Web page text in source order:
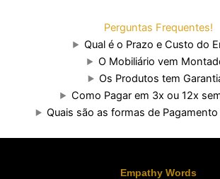
Perguntas Frequentes!
Qual é o Prazo e Custo do
O Mobiliário vem
Os Produtos tem
Como Pagar em 3x ou 12x
Quais são as formas de
Empathy Words